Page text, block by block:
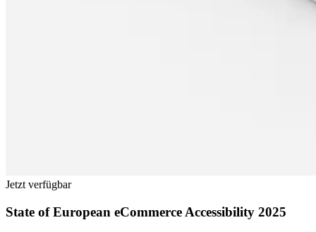
Jetzt verfügbar
State of European eCommerce Accessibility 2025